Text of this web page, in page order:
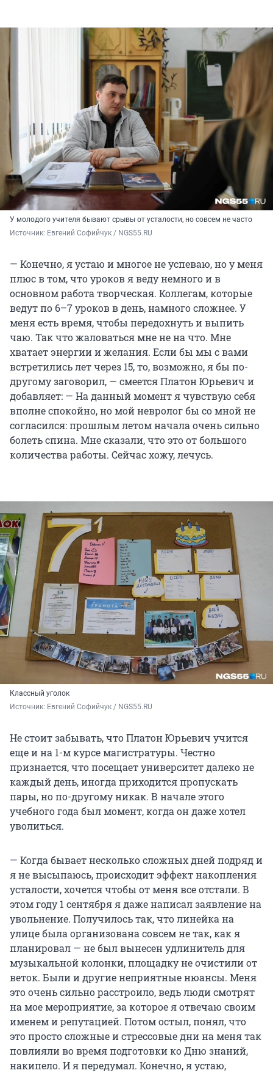
У молодого учителя бывают срывы от усталости, но совсем не часто
Источник: Евгений Софийчук / NGS55.RU
— Конечно, я устаю и многое не успеваю, но у меня
плюс в том, что уроков я веду немного и в
основном работа творческая. Коллегам, которые
ведут по 6–7 уроков в день, намного сложнее. У
меня есть время, чтобы передохнуть и выпить
чаю. Так что жаловаться мне не на что. Мне
хватает энергии и желания. Если бы мы с вами
встретились лет через 15, то, возможно, я бы по-
другому заговорил, — смеется Платон Юрьевич и
добавляет: — На данный момент я чувствую себя
вполне спокойно, но мой невролог бы со мной не
согласился: прошлым летом начала очень сильно
болеть спина. Мне сказали, что это от большого
количества работы. Сейчас хожу, лечусь.
Классный уголок
Источник: Евгений Софийчук / NGS55.RU
Не стоит забывать, что Платон Юрьевич учится
еще и на 1-м курсе магистратуры. Честно
признается, что посещает университет далеко не
каждый день, иногда приходится пропускать
пары, но по-другому никак. В начале этого
учебного года был момент, когда он даже хотел
уволиться.
— Когда бывает несколько сложных дней подряд и
я не высыпаюсь, происходит эффект накопления
усталости, хочется чтобы от меня все отстали. В
этом году 1 сентября я даже написал заявление на
увольнение. Получилось так, что линейка на
улице была организована совсем не так, как я
планировал — не был вынесен удлинитель для
музыкальной колонки, площадку не очистили от
веток. Были и другие неприятные нюансы. Меня
это очень сильно расстроило, ведь люди смотрят
на мое мероприятие, за которое я отвечаю своим
именем и репутацией. Потом остыл, понял, что
это просто сложные и стрессовые дни на меня так
повлияли во время подготовки ко Дню знаний,
накипело. И я передумал. Конечно, я устаю,